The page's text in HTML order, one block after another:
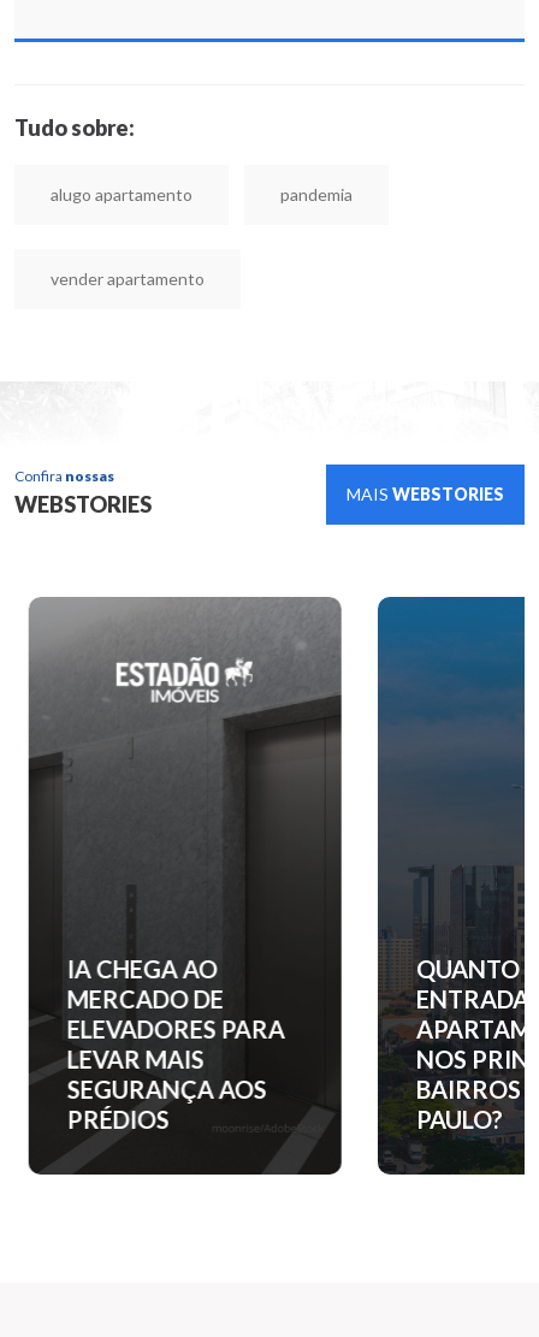
Tudo sobre:
alugo apartamento pandemia
vender apartamento
Confira nossas
WEBSTORIES MAIS WEBSTORIES
IA CHEGA AO
MERCADO DE
ELEVADORES PARA
LEVAR MAIS
SEGURANÇA AOS
PRÉDIOS
QUANTO
ENTRADA
NOS
BAIRROS
PAULO?